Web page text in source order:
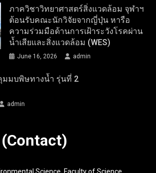
ภาควิชาวิทยาศาสตร์สิ่งแวดล้อม จุฬาฯ
ต้อนรับคณะนักวิจัยจากญี่ปุ่น หารือ
ความร่วมมือด้านการเฝ้าระวังโรคผ่าน
น้ำเสียและสิ่งแวดล้อม (WES)
June 16, 2026 admin
มบพิษทางน้ำ รุ่นที่ 2
admin
Science, Faculty of Science